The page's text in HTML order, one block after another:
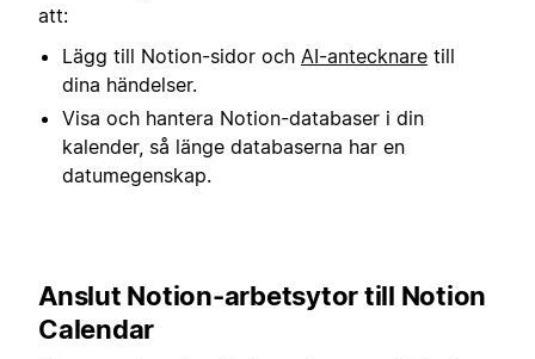
att:
Lägg till Notion-sidor och AI-antecknare till
dina händelser.
Visa och hantera Notion-databaser i din
kalender, så länge databaserna har en
datumegenskap.
Anslut Notion-arbetsytor till Notion
Calendar